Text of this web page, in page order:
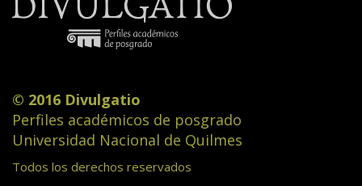
© 2016 Divulgatio
Perfiles académicos de posgrado
Universidad Nacional de Quilmes
Todos los derechos reservados